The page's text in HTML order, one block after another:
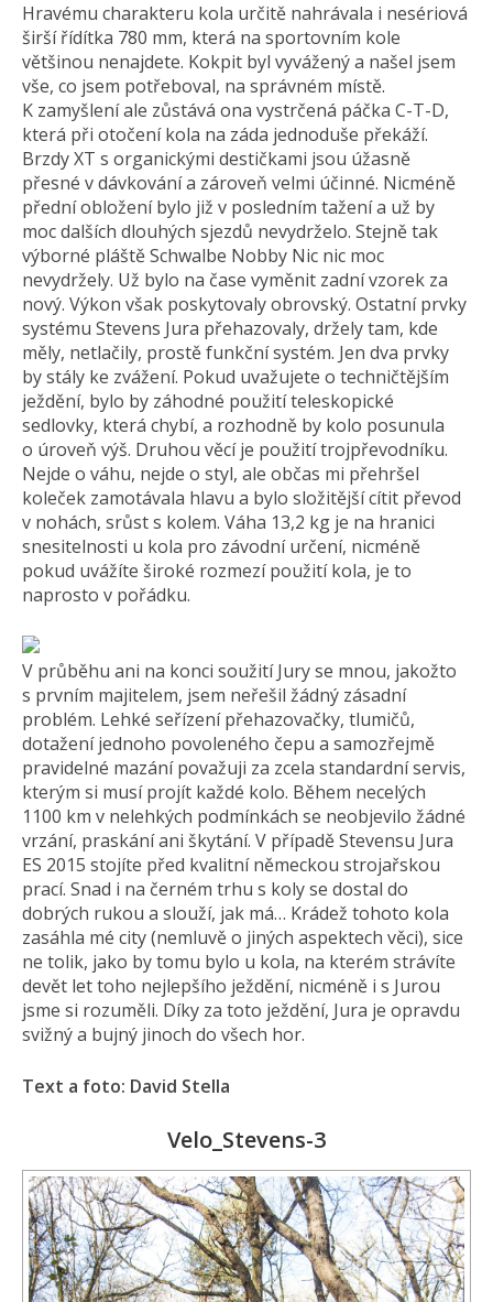
Hravému charakteru kola určitě nahrávala i nesériová
širší řídítka 780 mm, která na sportovním kole
většinou nenajdete. Kokpit byl vyvážený a našel jsem
vše, co jsem potřeboval, na správném místě.
K zamyšlení ale zůstává ona vystrčená páčka C-T-D,
která při otočení kola na záda jednoduše překáží.
Brzdy XT s organickými destičkami jsou úžasně
přesné v dávkování a zároveň velmi účinné. Nicméně
přední obložení bylo již v posledním tažení a už by
moc dalších dlouhých sjezdů nevydrželo. Stejně tak
výborné pláště Schwalbe Nobby Nic nic moc
nevydržely. Už bylo na čase vyměnit zadní vzorek za
nový. Výkon však poskytovaly obrovský. Ostatní prvky
systému Stevens Jura přehazovaly, držely tam, kde
měly, netlačily, prostě funkční systém. Jen dva prvky
by stály ke zvážení. Pokud uvažujete o techničtějším
ježdění, bylo by záhodné použití teleskopické
sedlovky, která chybí, a rozhodně by kolo posunula
o úroveň výš. Druhou věcí je použití trojpřevodníku.
Nejde o váhu, nejde o styl, ale občas mi přehršel
koleček zamotávala hlavu a bylo složitější cítit převod
v nohách, srůst s kolem. Váha 13,2 kg je na hranici
snesitelnosti u kola pro závodní určení, nicméně
pokud uvážíte široké rozmezí použití kola, je to
naprosto v pořádku.
V průběhu ani na konci soužití Jury se mnou, jakožto
s prvním majitelem, jsem neřešil žádný zásadní
problém. Lehké seřízení přehazovačky, tlumičů,
dotažení jednoho povoleného čepu a samozřejmě
pravidelné mazání považuji za zcela standardní servis,
kterým si musí projít každé kolo. Během necelých
1100 km v nelehkých podmínkách se neobjevilo žádné
vrzání, praskání ani škytání. V případě Stevensu Jura
ES 2015 stojíte před kvalitní německou strojařskou
prací. Snad i na černém trhu s koly se dostal do
dobrých rukou a slouží, jak má… Krádež tohoto kola
zasáhla mé city (nemluvě o jiných aspektech věci), sice
ne tolik, jako by tomu bylo u kola, na kterém strávíte
devět let toho nejlepšího ježdění, nicméně i s Jurou
jsme si rozuměli. Díky za toto ježdění, Jura je opravdu
svižný a bujný jinoch do všech hor.
Text a foto: David Stella
Velo_Stevens-3